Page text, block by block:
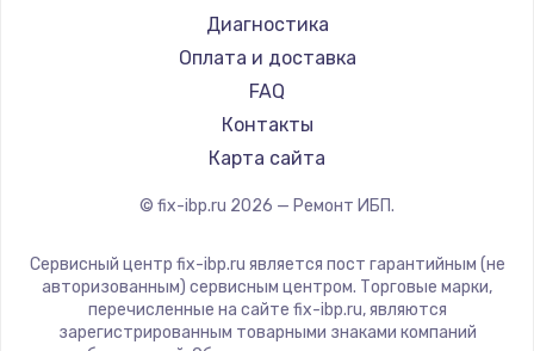
Диагностика
Оплата и доставка
FAQ
Контакты
Карта сайта
© fix-ibp.ru 2026 — Ремонт ИБП.
Сервисный центр fix-ibp.ru является пост гарантийным (не
авторизованным) сервисным центром. Торговые марки,
перечисленные на сайте fix-ibp.ru, являются
зарегистрированным товарными знаками компаний